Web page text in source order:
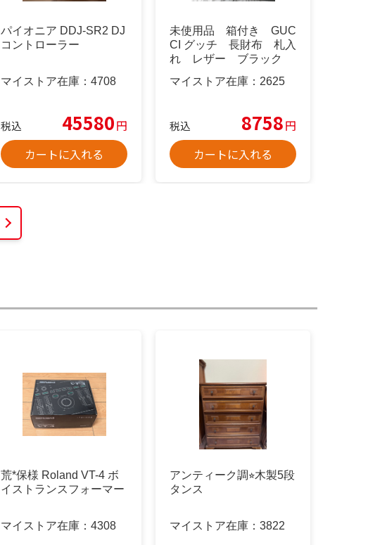
パイオニア DDJ-SR2 DJ
コントローラー
マイストア在庫： 4708
税込 45580円
カートに入れる
未使用品 箱付き GUC
CI グッチ 長財布 札入
れ レザー ブラック
マイストア在庫： 2625
税込 8758円
カートに入れる
荒*保様 Roland VT-4 ボ
イストランスフォーマー
マイストア在庫： 4308
アンティーク調⭐︎木製5段
タンス
マイストア在庫： 3822